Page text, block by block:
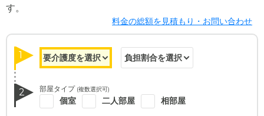
す。
料金の総額を見積もり・お問い合わせ
1
2 部屋タイプ (複数選択可)
個室 二人部屋 相部屋